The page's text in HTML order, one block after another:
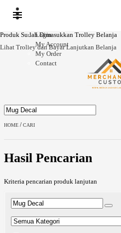
Produk Sudah Dimasukkan Trolley Belanja
Lihat Trolley dan Bayar Lanjutkan Belanja
Login
My Account
My Order
Contact
HOME /CARI
Hasil Pencarian
Kriteria pencarian produk lanjutan